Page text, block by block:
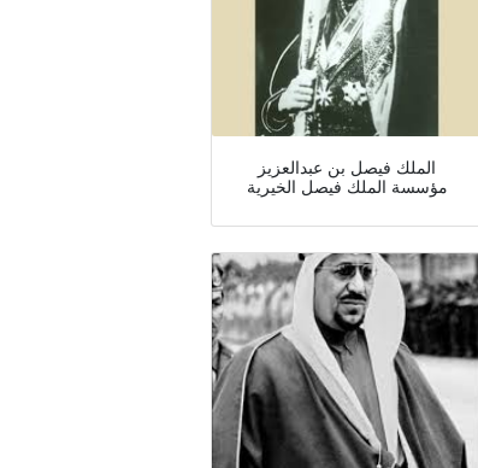
الملك فيصل بن عبدالعزيز
مؤسسة الملك فيصل الخيرية